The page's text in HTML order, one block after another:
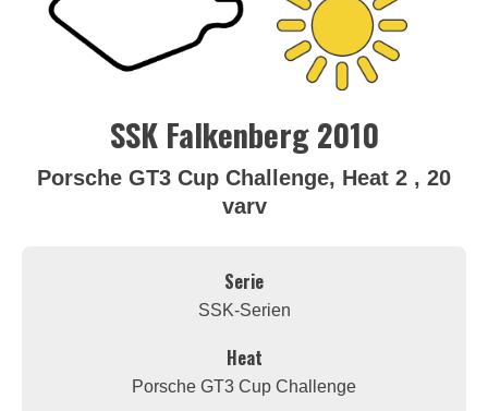
SSK Falkenberg 2010
Porsche GT3 Cup Challenge, Heat 2 , 20
varv
Serie
SSK-Serien
Heat
Porsche GT3 Cup Challenge